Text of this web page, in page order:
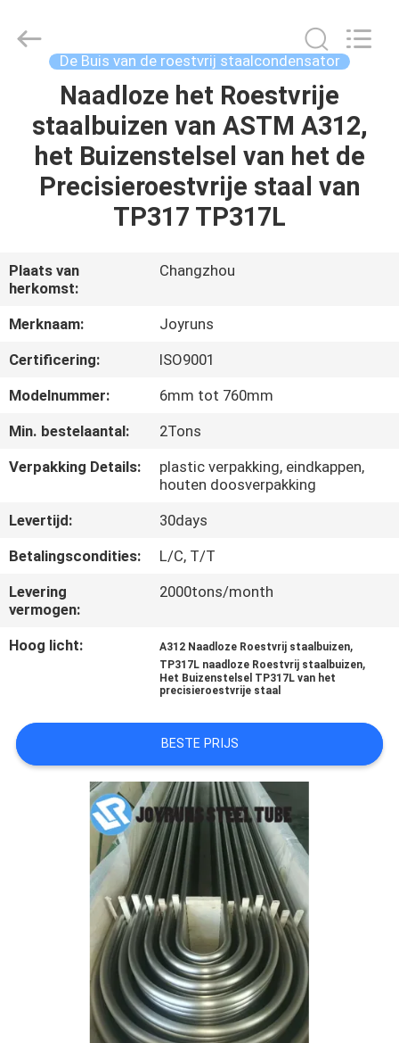
PRODUCTEN
ONGEVEER
V.S.
FABRIEKSREIS
KWALITEITSCONTROLE
CONTACTEER
ONS
VERZOEK
OM
EEN
CITAAT
PRIVACYBELEID
Joyruns
Steel
De Buis van de roestvrij staalcondensator
Naadloze het Roestvrije
staalbuizen van ASTM A312,
het Buizenstelsel van het de
Precisieroestvrije staal van
TP317 TP317L
Plaats van
herkomst:
Changzhou
Merknaam:
Joyruns
Certificering:
ISO9001
Modelnummer:
6mm tot 760mm
Min. bestelaantal:
2Tons
Verpakking Details:
plastic verpakking, eindkappen,
houten doosverpakking
Levertijd:
30days
Betalingscondities:
L/C, T/T
Levering
vermogen:
2000tons/month
Hoog licht: A312 Naadloze Roestvrij staalbuizen,
TP317L naadloze Roestvrij staalbuizen,
Het Buizenstelsel TP317L van het
precisieroestvrije staal
BESTE PRIJS